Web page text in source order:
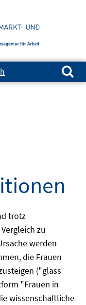
Suchen nach:
trotz
zu
werden
die Frauen
("glass
"Frauen in
wissenschaftliche